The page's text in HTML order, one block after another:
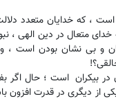
است ، که خدایان متعدد
خدای متعال در دین الهی
و بی نشان بودن است ،
بیکران است ؛ حال اگر
از دیگری در قدرت